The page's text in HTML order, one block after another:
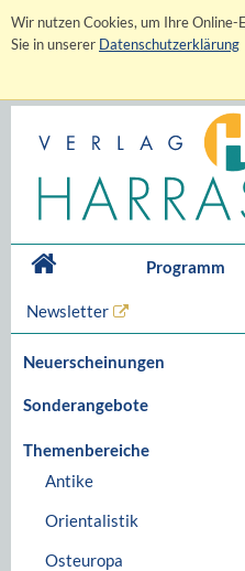
Wir nutzen Cookies, um Ihre
Sie in unserer Datenschutzerklärung
Programm
Newsletter
Neuerscheinungen
Sonderangebote
Themenbereiche
Antike
Orientalistik
Osteuropa